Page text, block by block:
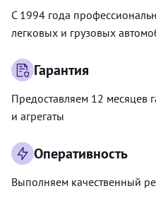
С 1994 года
легковых и грузовых
Гарантия
Предоставляем 12 месяцев
и агрегаты
Оперативность
Выполняем качественный